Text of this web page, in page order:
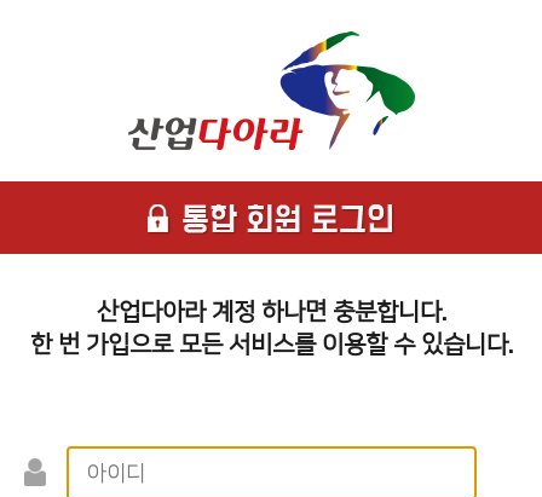
산업다아라 계정 하나면 충분합니다.
한 번 가입으로 모든 서비스를 이용할 수 있습니다.